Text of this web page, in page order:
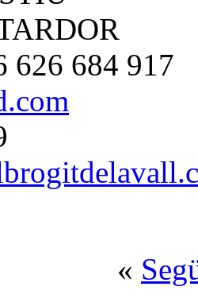
626 684 917
«